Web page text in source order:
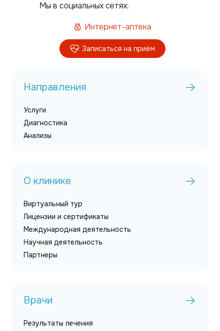
Мы в социальных сетях:
Интернет-аптека
Записаться на приём
Направления
Услуги
Диагностика
Анализы
О клинике
Виртуальный тур
Лицензии и сертификаты
Международная деятельность
Научная деятельность
Партнеры
Врачи
Результаты лечения